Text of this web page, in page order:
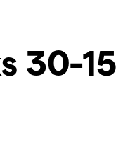
30-15